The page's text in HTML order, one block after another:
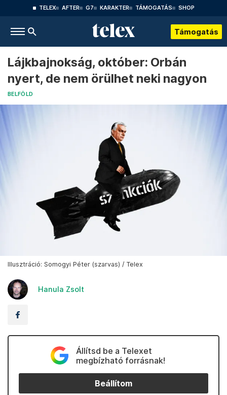
TELEX AFTER G7 KARAKTER TÁMOGATÁS SHOP
Támogatás
Lájkbajnokság, október: Orbán
nyert, de nem örülhet neki nagyon
BELFÖLD
Illusztráció: Somogyi Péter (szarvas) / Telex
Hanula Zsolt
Állítsd be a Telexet
megbízható forrásnak!
Beállítom